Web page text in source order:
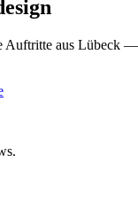
Auftritte aus Lübeck